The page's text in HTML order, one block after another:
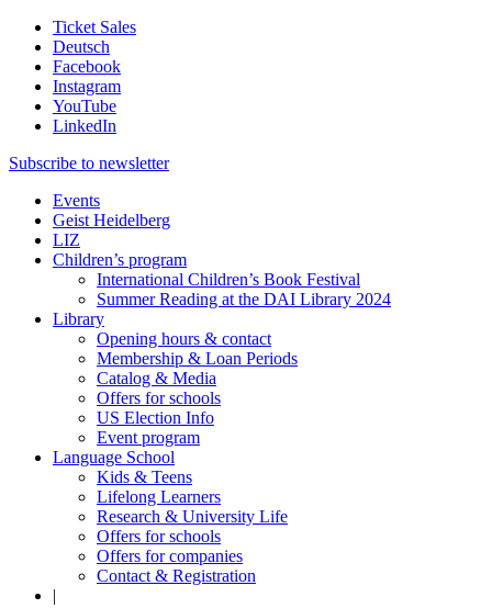
Ticket Sales
Deutsch
Facebook
Instagram
YouTube
LinkedIn
Subscribe to newsletter
Events
Geist Heidelberg
LIZ
Children’s program
International Children’s Book Festival
Summer Reading at the DAI Library 2024
Library
Opening hours & contact
Membership & Loan Periods
Catalog & Media
Offers for schools
US Election Info
Event program
Language School
Kids & Teens
Lifelong Learners
Research & University Life
Offers for schools
Offers for companies
Contact & Registration
|